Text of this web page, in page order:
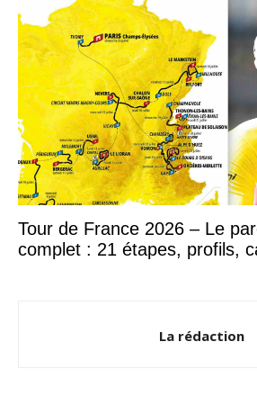
Tour de France 2026 – Le
complet : 21 étapes, profils,
La rédaction